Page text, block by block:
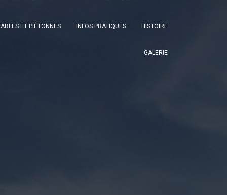
ET PIÉTONNES INFOS PRATIQUES HISTOIRE
GALERIE